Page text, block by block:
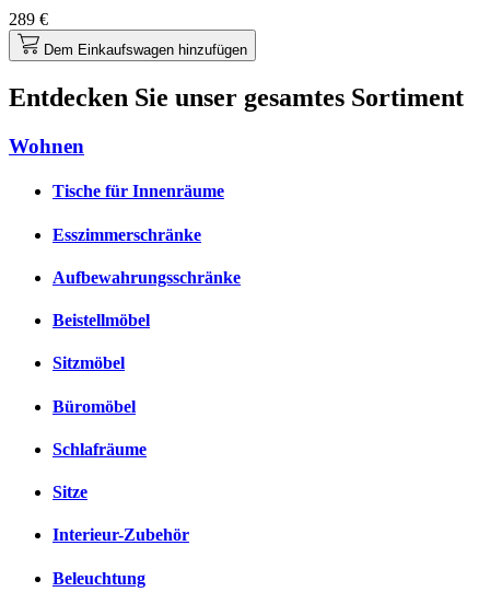
289 €
Dem Einkaufswagen hinzufügen
Entdecken Sie unser gesamtes Sortiment
Wohnen
Tische für Innenräume
Esszimmerschränke
Aufbewahrungsschränke
Beistellmöbel
Sitzmöbel
Büromöbel
Schlafräume
Sitze
Interieur-Zubehör
Beleuchtung